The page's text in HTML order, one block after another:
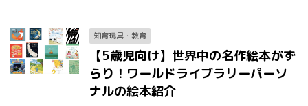
知育玩具・教育
【5歳児向け】世界中の名作絵本がず
らり！ワールドライブラリーパーソ
ナルの絵本紹介